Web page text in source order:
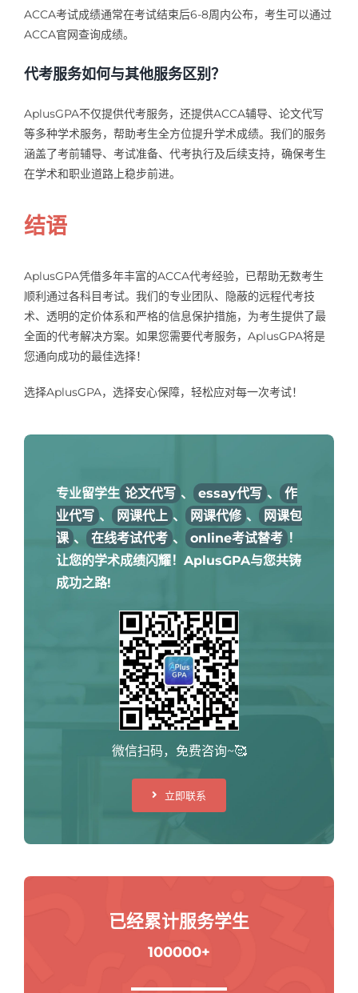
ACCA考试成绩通常在考试结束后6-8周内公布，考生可以通过
ACCA官网查询成绩。
代考服务如何与其他服务区别？
AplusGPA不仅提供代考服务，还提供ACCA辅导、论文代写
等多种学术服务，帮助考生全方位提升学术成绩。我们的服务
涵盖了考前辅导、考试准备、代考执行及后续支持，确保考生
在学术和职业道路上稳步前进。
结语
AplusGPA凭借多年丰富的ACCA代考经验，已帮助无数考生
顺利通过各科目考试。我们的专业团队、隐蔽的远程代考技
术、透明的定价体系和严格的信息保护措施，为考生提供了最
全面的代考解决方案。如果您需要代考服务，AplusGPA将是
您通向成功的最佳选择！
选择AplusGPA，选择安心保障，轻松应对每一次考试！
专业留学生 论文代写 、 essay代写 、
作
业代写 、 网课代上 、 网课代修 、
网课包
课 、 在线考试代考 、 online考试替考 ！
让您的学术成绩闪耀！AplusGPA与您共铸
成功之路!
微信扫码，免费咨询~🥰
立即联系
已经累计服务学生
100000+